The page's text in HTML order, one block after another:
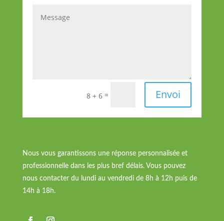
8 + 6 = Envoi
Nous vous garantissons une réponse personnalisée et
professionnelle dans les plus bref délais. Vous pouvez
nous contacter du lundi au vendredi de 8h à 12h puis de
14h à 18h.